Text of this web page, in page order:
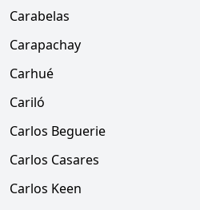
Carabelas
Carapachay
Carhué
Cariló
Carlos Beguerie
Carlos Casares
Carlos Keen